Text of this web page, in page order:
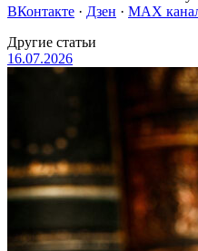
ВКонтакте · Дзен · MAX
Другие статьи
16.07.2026